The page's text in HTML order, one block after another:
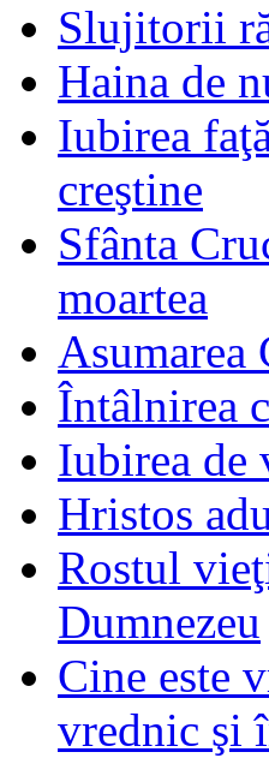
Slujitorii
Haina de
Iubirea
creştine
Sfânta
moartea
Întâlnirea
Iubirea de
Hristos
Rostul
Dumnezeu
Cine este
vrednic şi